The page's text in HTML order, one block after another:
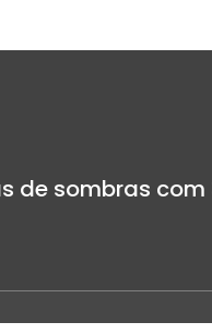
de sombras com